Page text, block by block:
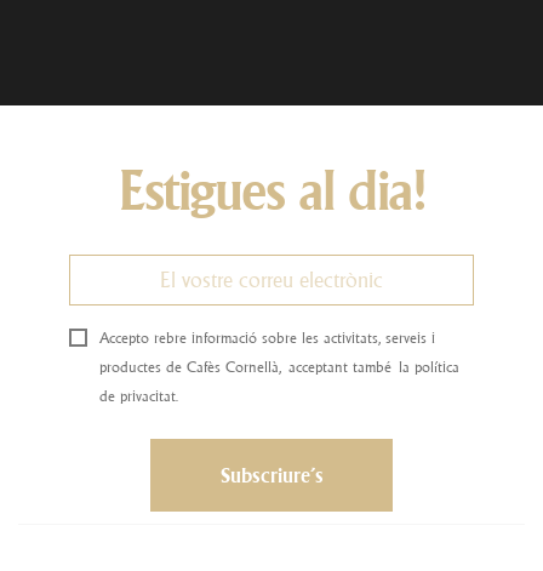
Estigues al dia!
Accepto rebre informació sobre les activitats, serveis i
productes de Cafès Cornellà, acceptant també la política
de privacitat.